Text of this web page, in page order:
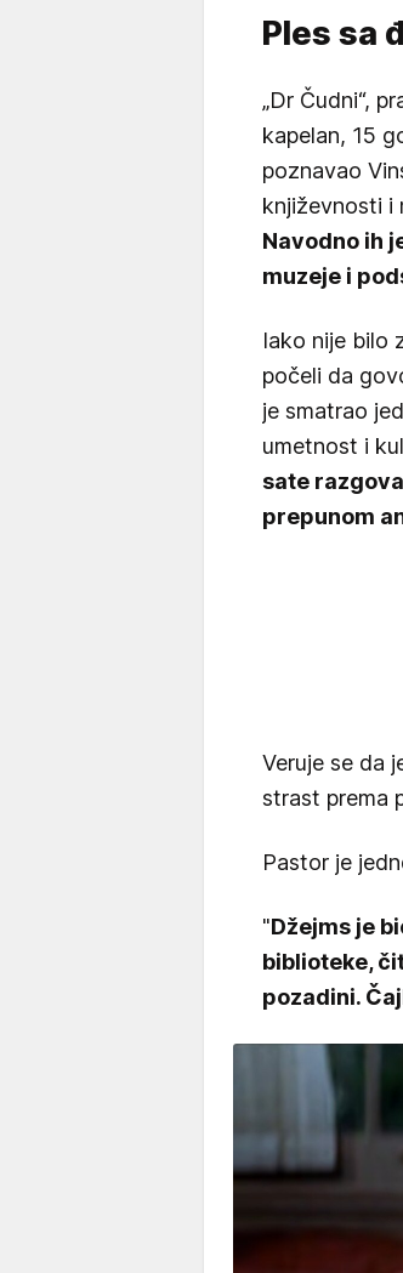
Ples sa
„Dr Čudni“,
kapelan, 15
poznavao
književnosti i
Navodno ih
muzeje i
Iako nije bilo
počeli da
je smatrao
umetnost i
sate
prepunom
Veruje se da
strast prema
Pastor je
"Džejms je
biblioteke,
pozadini.